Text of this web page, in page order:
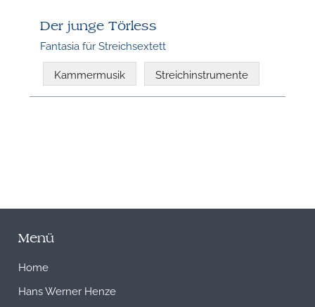
Der junge Törless
Fantasia für Streichsextett
Kammermusik Streichinstrumente
Menü
Home
Hans Werner Henze